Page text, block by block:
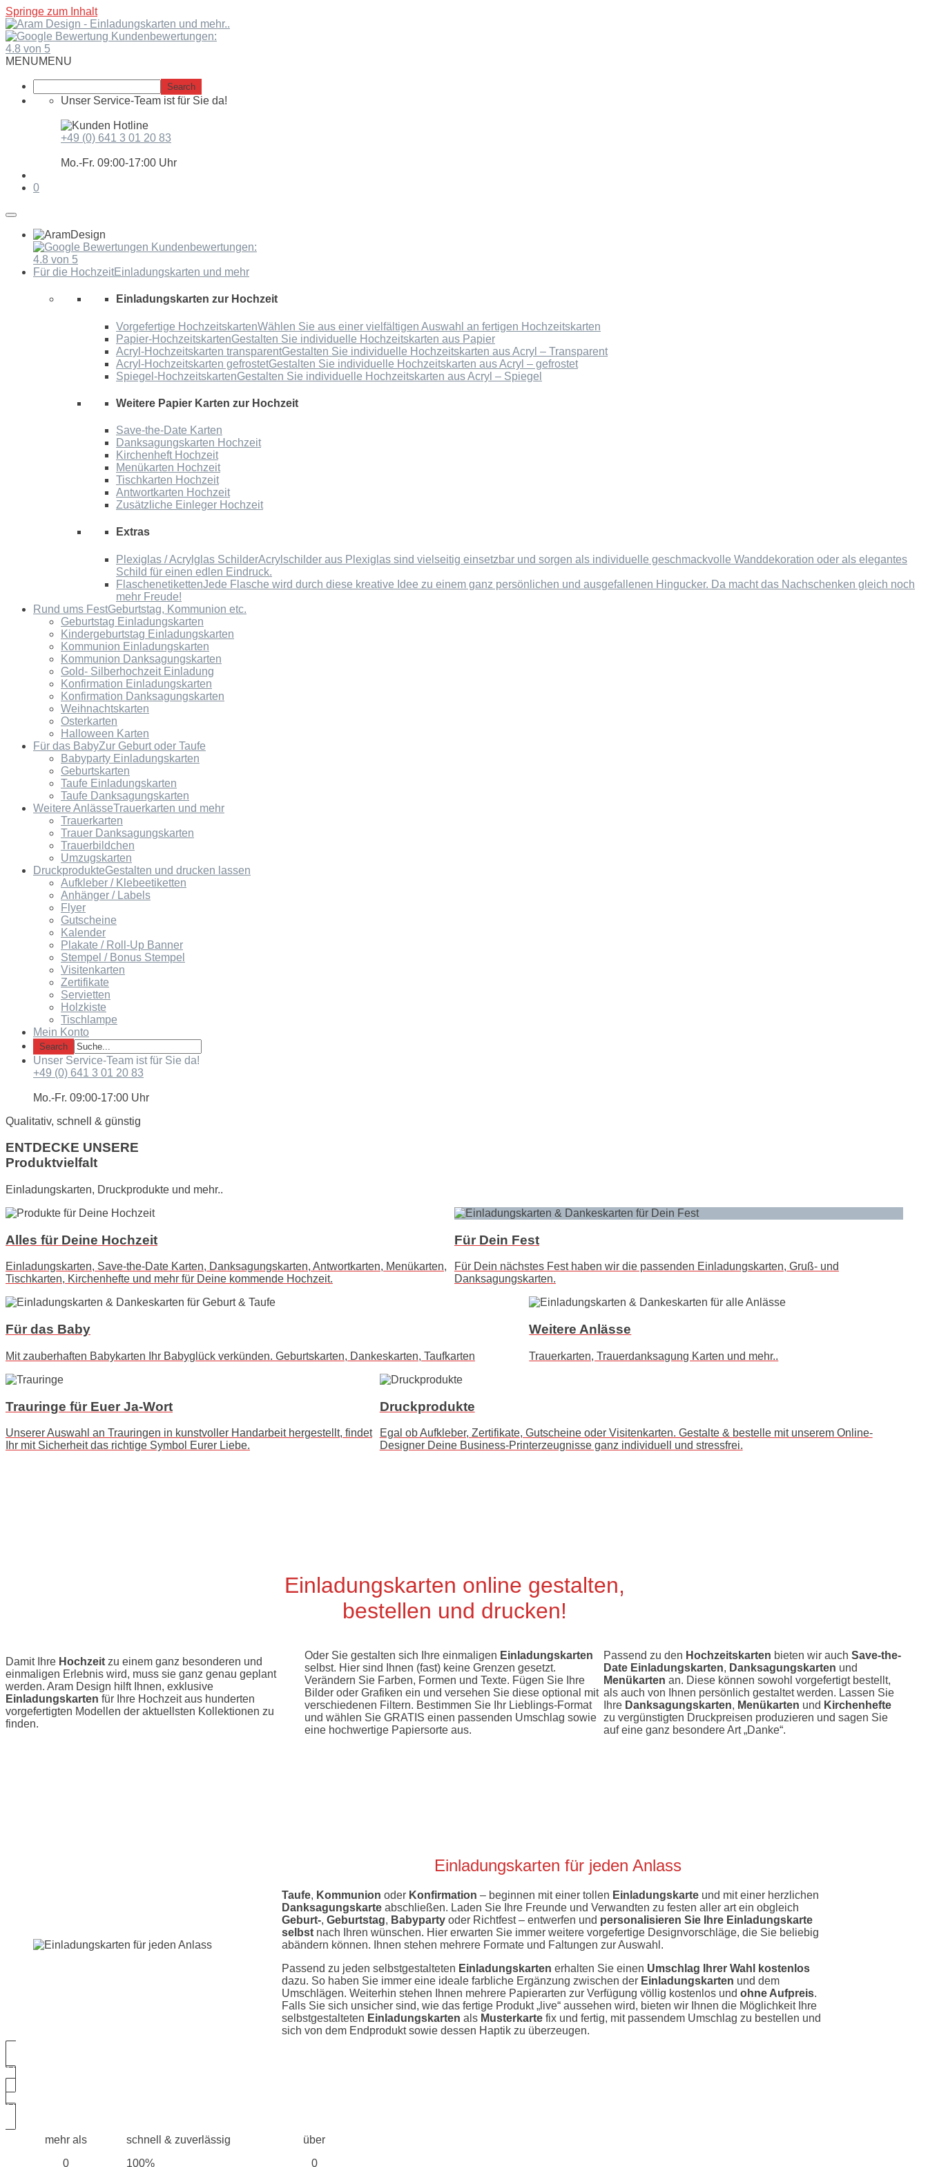
Springe zum Inhalt
Kundenbewertungen:
4.8 von 5
MENUMENU
Unser Service-Team ist für Sie da!
+49 (0) 641 3 01 20 83
Mo.-Fr. 09:00-17:00 Uhr
0
Kundenbewertungen:
4.8 von 5
Für die HochzeitEinladungskarten und mehr
Einladungskarten zur Hochzeit
Vorgefertige HochzeitskartenWählen Sie aus einer vielfältigen Auswahl an fertigen Hochzeitskarten
Papier-HochzeitskartenGestalten Sie individuelle Hochzeitskarten aus Papier
Acryl-Hochzeitskarten transparentGestalten Sie individuelle Hochzeitskarten aus Acryl – Transparent
Acryl-Hochzeitskarten gefrostetGestalten Sie individuelle Hochzeitskarten aus Acryl – gefrostet
Spiegel-HochzeitskartenGestalten Sie individuelle Hochzeitskarten aus Acryl – Spiegel
Weitere Papier Karten zur Hochzeit
Save-the-Date Karten
Danksagungskarten Hochzeit
Kirchenheft Hochzeit
Menükarten Hochzeit
Tischkarten Hochzeit
Antwortkarten Hochzeit
Zusätzliche Einleger Hochzeit
Extras
Plexiglas / Acrylglas SchilderAcrylschilder aus Plexiglas sind vielseitig einsetzbar und sorgen als individuelle geschmackvolle Wanddekoration oder als elegantes
Schild für einen edlen Eindruck.
FlaschenetikettenJede Flasche wird durch diese kreative Idee zu einem ganz persönlichen und ausgefallenen Hingucker. Da macht das Nachschenken gleich noch
mehr Freude!
Rund ums FestGeburtstag, Kommunion etc.
Geburtstag Einladungskarten
Kindergeburtstag Einladungskarten
Kommunion Einladungskarten
Kommunion Danksagungskarten
Gold- Silberhochzeit Einladung
Konfirmation Einladungskarten
Konfirmation Danksagungskarten
Weihnachtskarten
Osterkarten
Halloween Karten
Für das BabyZur Geburt oder Taufe
Babyparty Einladungskarten
Geburtskarten
Taufe Einladungskarten
Taufe Danksagungskarten
Weitere AnlässeTrauerkarten und mehr
Trauerkarten
Trauer Danksagungskarten
Trauerbildchen
Umzugskarten
DruckprodukteGestalten und drucken lassen
Aufkleber / Klebeetiketten
Anhänger / Labels
Flyer
Gutscheine
Kalender
Plakate / Roll-Up Banner
Stempel / Bonus Stempel
Visitenkarten
Zertifikate
Servietten
Holzkiste
Tischlampe
Mein Konto
Unser Service-Team ist für Sie da!
+49 (0) 641 3 01 20 83
Mo.-Fr. 09:00-17:00 Uhr
Qualitativ, schnell & günstig
ENTDECKE UNSERE
Produktvielfalt
Einladungskarten, Druckprodukte und mehr..
Alles für Deine Hochzeit
Einladungskarten, Save-the-Date Karten, Danksagungskarten, Antwortkarten, Menükarten,
Tischkarten, Kirchenhefte und mehr für Deine kommende Hochzeit.
Für Dein Fest
Für Dein nächstes Fest haben wir die passenden Einladungskarten, Gruß- und
Danksagungskarten.
Für das Baby
Mit zauberhaften Babykarten Ihr Babyglück verkünden. Geburtskarten, Dankeskarten, Taufkarten
Weitere Anlässe
Trauerkarten, Trauerdanksagung Karten und mehr..
Trauringe für Euer Ja-Wort
Unserer Auswahl an Trauringen in kunstvoller Handarbeit hergestellt, findet
Ihr mit Sicherheit das richtige Symbol Eurer Liebe.
Druckprodukte
Egal ob Aufkleber, Zertifikate, Gutscheine oder Visitenkarten. Gestalte & bestelle mit unserem Online-
Designer Deine Business-Printerzeugnisse ganz individuell und stressfrei.
Einladungskarten online gestalten,
bestellen und drucken!
Damit Ihre Hochzeit zu einem ganz besonderen und
einmaligen Erlebnis wird, muss sie ganz genau geplant
werden. Aram Design hilft Ihnen, exklusive
Einladungskarten für Ihre Hochzeit aus hunderten
vorgefertigten Modellen der aktuellsten Kollektionen zu
finden.
Oder Sie gestalten sich Ihre einmaligen Einladungskarten
selbst. Hier sind Ihnen (fast) keine Grenzen gesetzt.
Verändern Sie Farben, Formen und Texte. Fügen Sie Ihre
Bilder oder Grafiken ein und versehen Sie diese optional mit
verschiedenen Filtern. Bestimmen Sie Ihr Lieblings-Format
und wählen Sie GRATIS einen passenden Umschlag sowie
eine hochwertige Papiersorte aus.
Passend zu den Hochzeitskarten bieten wir auch Save-the-
Date Einladungskarten, Danksagungskarten und
Menükarten an. Diese können sowohl vorgefertigt bestellt,
als auch von Ihnen persönlich gestaltet werden. Lassen Sie
Ihre Danksagungskarten, Menükarten und Kirchenhefte
zu vergünstigten Druckpreisen produzieren und sagen Sie
auf eine ganz besondere Art „Danke“.
Einladungskarten für jeden Anlass
Taufe, Kommunion oder Konfirmation – beginnen mit einer tollen Einladungskarteund mit einer herzlichen
Danksagungskarteabschließen. Laden Sie Ihre Freunde und Verwandten zu festen aller art ein obgleich
Geburt-, Geburtstag, Babyparty oder Richtfest – entwerfen und personalisieren Sie Ihre Einladungskarte
selbstnach Ihren wünschen. Hier erwarten Sie immer weitere vorgefertige Designvorschläge, die Sie beliebig
abändern können. Ihnen stehen mehrere Formate und Faltungen zur Auswahl.
Passend zu jeden selbstgestalteten Einladungskarten erhalten Sie einen Umschlag Ihrer Wahl kostenlos
dazu. So haben Sie immer eine ideale farbliche Ergänzung zwischen derEinladungskarten und dem
Umschlägen. Weiterhin stehen Ihnen mehrere Papierarten zur Verfügung völlig kostenlos und ohne Aufpreis.
Falls Sie sich unsicher sind, wie das fertige Produkt „live“ aussehen wird, bieten wir Ihnen die Möglichkeit Ihre
selbstgestalteten Einladungskarten als Musterkartefix und fertig, mit passendem Umschlag zu bestellen und
sich von dem Endprodukt sowie dessen Haptik zu überzeugen.
Zu den Einladungskarten
Zu den Danksagungskarten
mehr als
0
schnell & zuverlässig
100%
über
0